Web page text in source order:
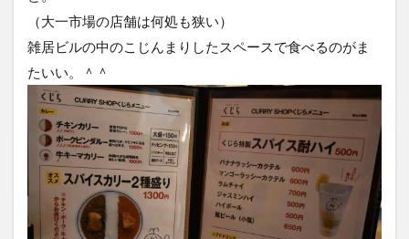
（大一市場の店舗は何処も狭い）
雑居ビルの中のこじんまりしたスペースで食べるのがま
たいい。＾＾